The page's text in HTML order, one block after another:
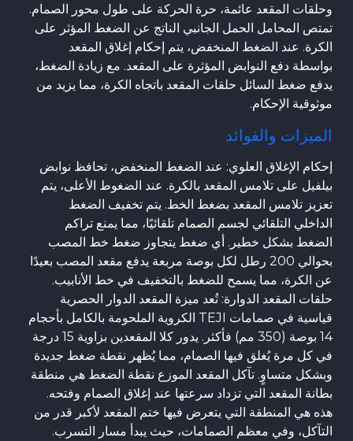
وحلقات المقعد عائمة، حرة الحركة على طول محور الصمام.
تمتص المحامل الحمل الجانبي الناتج عن الضغط المؤثر على
الكرة. عند الضغط المنخفض، يتم إحكام إغلاق المقعد
بواسطة دفع النوابض المؤثرة على المقعد. مع زيادة الضغط،
يدفع ضغط السائل حلقات المقعد باتجاه الكرة، مما يزيد من
موثوقية الإحكام.
الميزات والفوائد
إحكام الإغلاق العلوي: عند الضغط المنخفض، تحافظ نوابض
بيلفيل على تلامس المقعد بالكرة. عند الضغوط الأعلى، يتم
تعزيز تلامس المقعد بضغط الخط. يتم تخفيف الضغط
الداخلي التلقائي لجسم الصمام تلقائيًا، مما يمنع تراكم
الضغط بشكل خطير. أي ضغط يتجاوز ضغط خط المصب
بحوالي 200 رطل لكل بوصة مربعة يدفع مقعد المصب بعيدًا
عن الكرة، مما يسمح للضغط بالتخفيف في خط الأنابيب.
حلقات المقعد الدوارة: تُعد ميزة المقعد الدوار الحصرية
قياسية في صمامات TEJI الكروية الملحومة بالكامل بأحجام
14 بوصة (350 مم) فأكثر. يدور كلا المقعدين بزاوية 15 درجة
في كل مرة يُغلق فيها الصمام، مما يُظهر نقطة ضغط جديدة
وبشكل متساوٍ. تآكل المقعد الموزع نقطة الضغط هي منطقة
بطانة المقعد التي تزداد سرعتها عند إغلاق الصمام وفتحه.
هذه هي المنطقة التي يتعرض فيها ختم المقعد لأكبر قدر من
التآكل، وفي معظم الصمامات، حيث يبدأ مسار التسرب.